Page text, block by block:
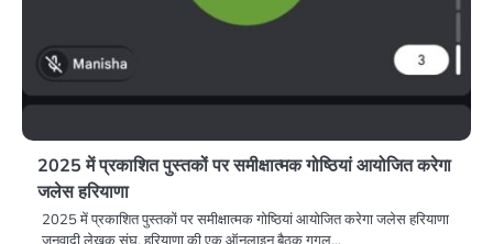
2025 में प्रकाशित पुस्तकों पर समीक्षात्मक गोष्ठियां आयोजित करेगा
जलेस हरियाणा
2025 में प्रकाशित पुस्तकों पर समीक्षात्मक गोष्ठियां आयोजित करेगा जलेस हरियाणा
जनवादी लेखक संघ, हरियाणा की एक ऑनलाइन बैठक गूगल…